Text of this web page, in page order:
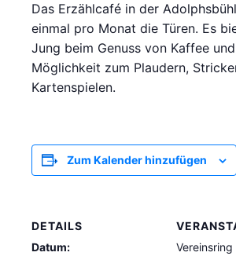
Das Erzählcafé in der
einmal pro Monat die Türen. Es
Jung beim Genuss von Kaffee
Möglichkeit zum Plaudern,
Kartenspielen.
Zum Kalender hinzufügen
DETAILS
Datum: